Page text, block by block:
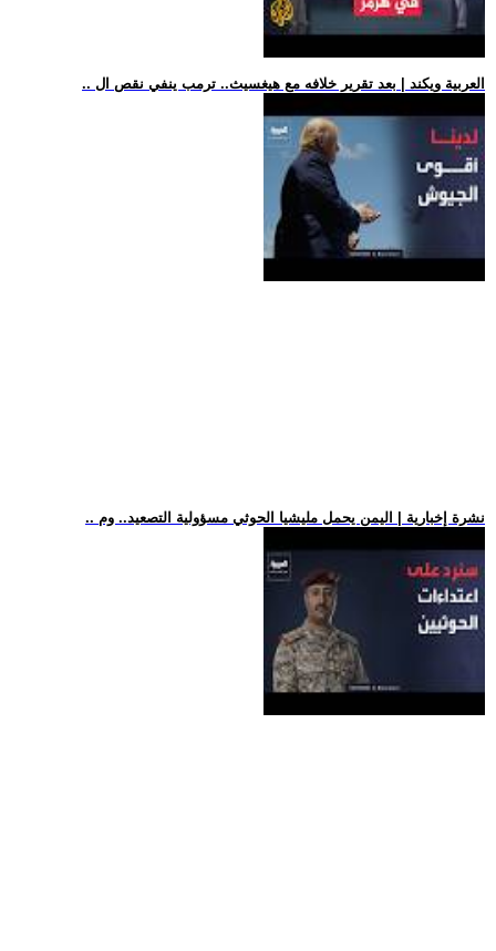
.. العربية ويكند | بعد تقرير خلافه مع هيغسيث.. ترمب ينفي نقص ال
.. نشرة إخبارية | اليمن يحمل مليشيا الحوثي مسؤولية التصعيد.. وم